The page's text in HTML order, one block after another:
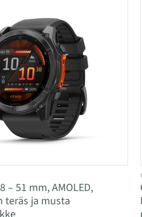
– 51 mm, AMOLED,
teräs ja musta